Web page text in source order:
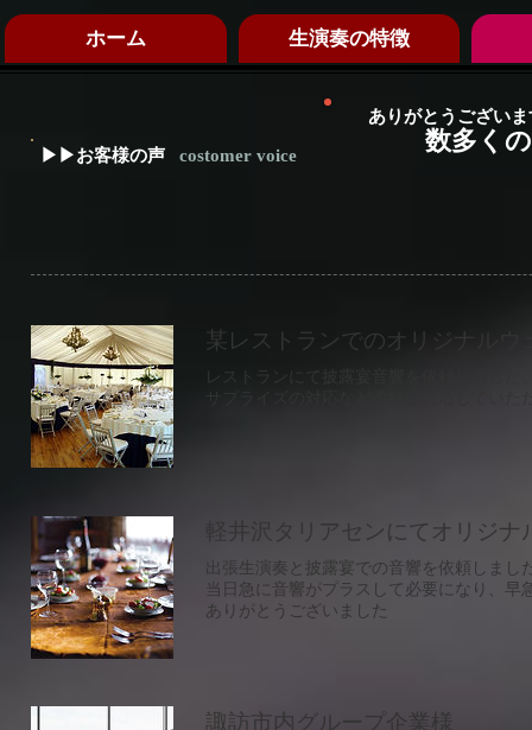
ホーム 生演奏の特徴
▶▶お客様の声 costomer voice 数多くの
ありがとうござい
某レストランでのオリジナル
レストランにて披露宴音響を依頼しました
サプライズの対応など柔軟に対応していた
軽井沢タリアセンにてオリジ
出張生演奏と披露宴での音響を依頼しまし
当日急に音響がプラスして必要になり、
​ありがとうございました
諏訪市内グループ企業様